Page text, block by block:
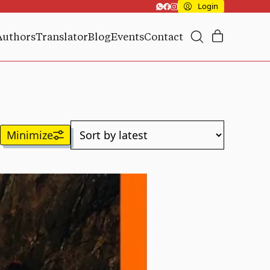
Login
TranslatorBlogEventsContact